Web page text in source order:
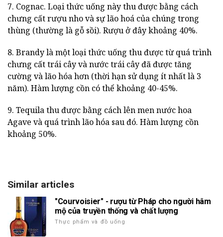
7. Cognac. Loại thức uống này thu được bằng cách
chưng cất rượu nho và sự lão hoá của chúng trong
thùng (thường là gỗ sồi). Rượu ở đây khoảng 40%.
8. Brandy là một loại thức uống thu được từ quá trình
chưng cất trái cây và nước trái cây đã được tăng
cường và lão hóa hơn (thời hạn sử dụng ít nhất là 3
năm). Hàm lượng cồn có thể khoảng 40-45%.
9. Tequila thu được bằng cách lên men nước hoa
Agave và quá trình lão hóa sau đó. Hàm lượng cồn
khoảng 50%.
Similar articles
"Courvoisier" - rượu từ Pháp cho người hâm
mộ của truyền thống và chất lượng
Thực phẩm và đồ uống